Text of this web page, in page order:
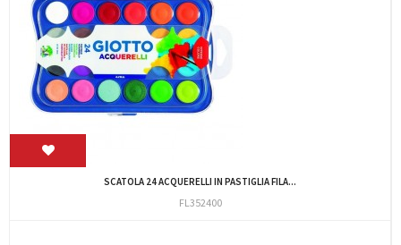
SCATOLA 24 ACQUERELLI IN PASTIGLIA FILA...
FL352400